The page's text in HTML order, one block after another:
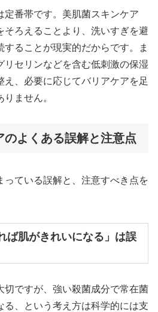
定番帯です。美肌菌スキンケア
そろえることより、洗いすぎを避
することが現実的だからです。ま
リセリンなどを含む低刺激の保湿
え、必要に応じてバリアケアを足
ません。
のよくある誤解と注意点
っている誤解と、注意すべき点を
ば肌がきれいになる」は誤
切ですが、強い殺菌成分で常在菌
る、という考え方は科学的には支